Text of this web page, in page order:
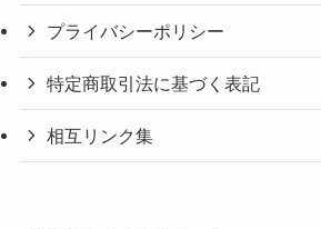
プライバシーポリシー
特定商取引法に基づく表記
相互リンク集